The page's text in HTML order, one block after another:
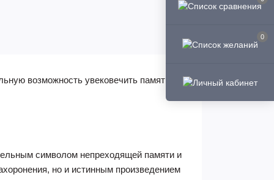
0
возможность увековечить память о
символом непреходящей памяти и
но и истинным произведением